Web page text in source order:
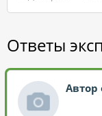
Ответы
Автор